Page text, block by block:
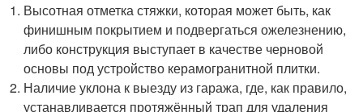
Высотная отметка стяжки, которая может быть, как
финишным покрытием и подвергаться ожелезнению,
либо конструкция выступает в качестве черновой
основы под устройство керамогранитной плитки.
Наличие уклона к выезду из гаража, где, как правило,
устанавливается протяжённый трап для удаления